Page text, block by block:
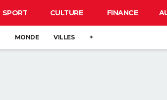
SPORT CULTURE FINANCE
MONDE VILLES +